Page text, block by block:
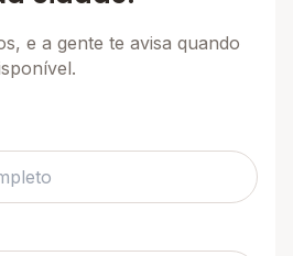
e a gente te avisa quando